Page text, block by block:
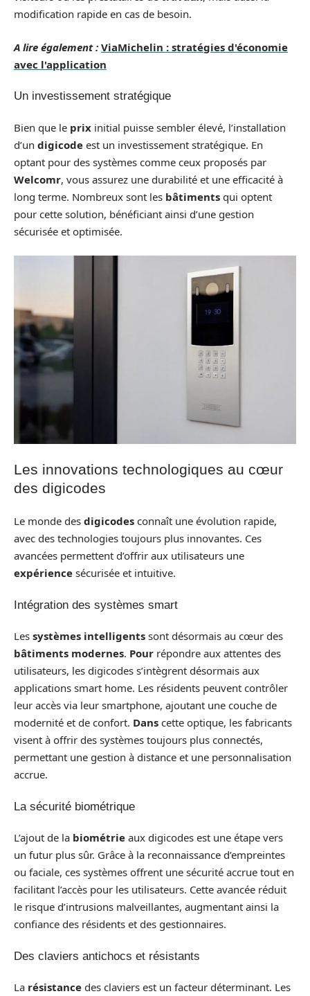
modification rapide en cas de besoin.
A lire également : ViaMichelin : stratégies d'économie
avec l'application
Un investissement stratégique
Bien que le prix initial puisse sembler élevé, l’installation
d’un digicode est un investissement stratégique. En
optant pour des systèmes comme ceux proposés par
Welcomr, vous assurez une durabilité et une efficacité à
long terme. Nombreux sont les bâtiments qui optent
pour cette solution, bénéficiant ainsi d’une gestion
sécurisée et optimisée.
Les innovations technologiques au cœur
des digicodes
Le monde des digicodes connaît une évolution rapide,
avec des technologies toujours plus innovantes. Ces
avancées permettent d’offrir aux utilisateurs une
expérience sécurisée et intuitive.
Intégration des systèmes smart
Les systèmes intelligents sont désormais au cœur des
bâtiments modernes. Pour répondre aux attentes des
utilisateurs, les digicodes s’intègrent désormais aux
applications smart home. Les résidents peuvent contrôler
leur accès via leur smartphone, ajoutant une couche de
modernité et de confort. Dans cette optique, les fabricants
visent à offrir des systèmes toujours plus connectés,
permettant une gestion à distance et une personnalisation
accrue.
La sécurité biométrique
L’ajout de la biométrie aux digicodes est une étape vers
un futur plus sûr. Grâce à la reconnaissance d’empreintes
ou faciale, ces systèmes offrent une sécurité accrue tout en
facilitant l’accès pour les utilisateurs. Cette avancée réduit
le risque d’intrusions malveillantes, augmentant ainsi la
confiance des résidents et des gestionnaires.
Des claviers antichocs et résistants
La résistance des claviers est un facteur déterminant. Les